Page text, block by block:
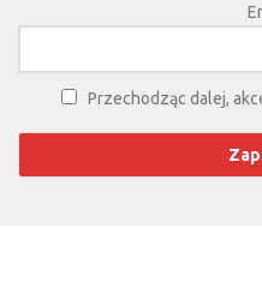
Przechodząc dalej,